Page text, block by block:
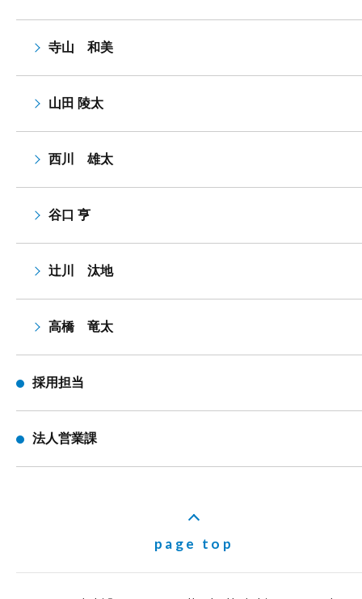
寺山 和美
山田 陵太
西川 雄太
谷口 亨
辻川 汰地
高橋 竜太
採用担当
法人営業課
page top